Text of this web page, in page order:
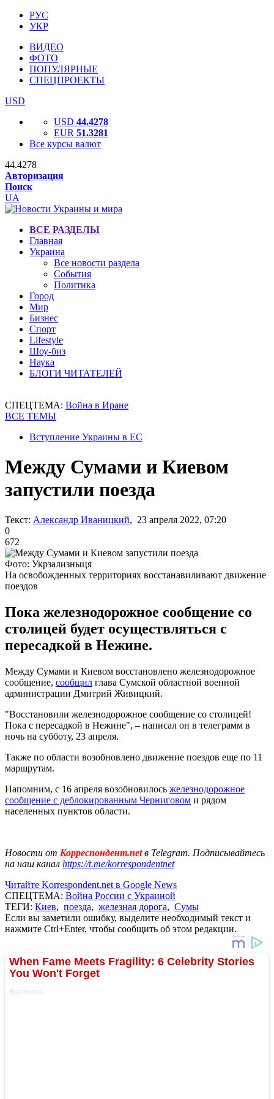
РУС
УКР
ВИДЕО
ФОТО
ПОПУЛЯРНЫЕ
СПЕЦПРОЕКТЫ
USD
USD 44.4278
EUR 51.3281
Все курсы валют
44.4278
Авторизация
Поиск
UA
ВСЕ РАЗДЕЛЫ
Главная
Украина
Все новости раздела
События
Политика
Город
Мир
Бизнес
Спорт
Lifestyle
Шоу-биз
Наука
БЛОГИ ЧИТАТЕЛЕЙ
СПЕЦТЕМА: Война в Иране
ВСЕ ТЕМЫ
Вступление Украины в ЕС
Между Сумами и Киевом
запустили поезда
Текст: Александр Иваницкий, 23 апреля 2022, 07:20
0
672
Фото: Укрзализныця
На освобожденных территориях восстанавиливают движение
поездов
Пока железнодорожное сообщение со
столицей будет осуществляться с
пересадкой в Нежине.
Между Сумами и Киевом восстановлено железнодорожное
сообщение, сообщил глава Сумской областной военной
администрации Дмитрий Живицкий.
"Восстановили железнодорожное сообщение со столицей!
Пока с пересадкой в Нежине", – написал он в телеграмм в
ночь на субботу, 23 апреля.
Также по области возобновлено движение поездов еще по 11
маршрутам.
Напомним, с 16 апреля возобновилось железнодорожное
сообщение с деблокированным Черниговом и рядом
населенных пунктов области.
Новости от Корреспондент.netв Telegram. Подписывайтесь
на наш канал https://t.me/korrespondentnet
Читайте Korrespondent.net в Google News
СПЕЦТЕМА: Война России с Украиной
ТЕГИ: Киев, поезда, железная дорога, Сумы
Если вы заметили ошибку, выделите необходимый текст и
нажмите Ctrl+Enter, чтобы сообщить об этом редакции.